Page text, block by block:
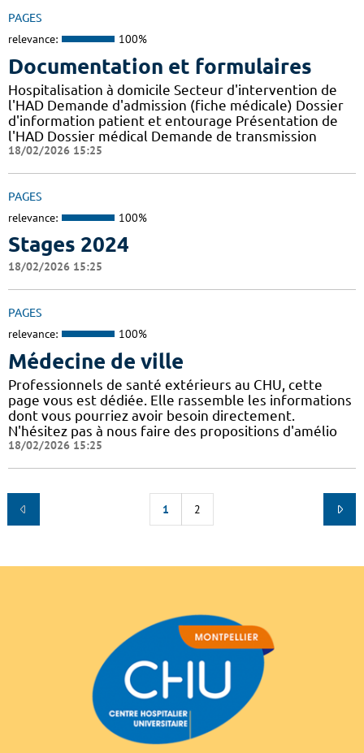
PAGES
relevance: 100%
Documentation et formulaires
Hospitalisation à domicile Secteur d'intervention de
l'HAD Demande d'admission (fiche médicale) Dossier
d'information patient et entourage Présentation de
l'HAD Dossier médical Demande de transmission
18/02/2026 15:25
PAGES
relevance: 100%
Stages 2024
18/02/2026 15:25
PAGES
relevance: 100%
Médecine de ville
Professionnels de santé extérieurs au CHU, cette
page vous est dédiée. Elle rassemble les informations
dont vous pourriez avoir besoin directement.
N'hésitez pas à nous faire des propositions d'amélio
18/02/2026 15:25
1 2